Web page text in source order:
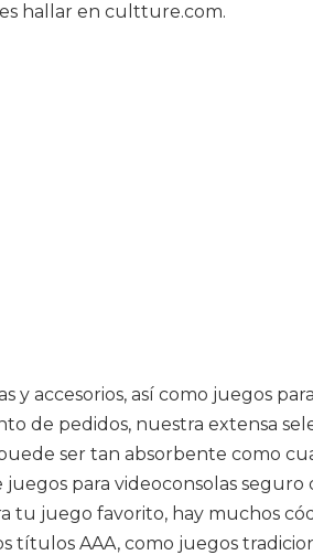
hallar en cultture.com.
accesorios, así como juegos
de pedidos, nuestra extensa
ser tan absorbente como
para videoconsolas
tu juego favorito, hay muchos
AAA, como juegos